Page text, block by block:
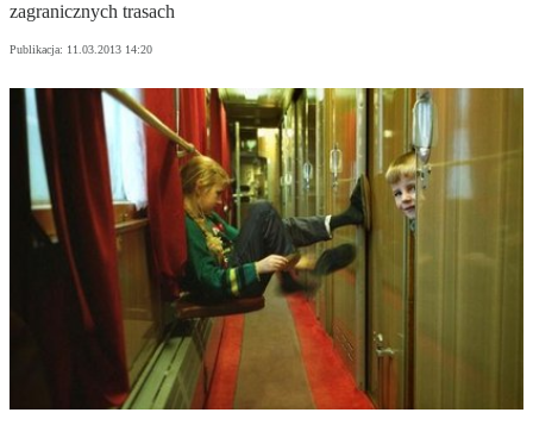
zagranicznych trasach
Publikacja: 11.03.2013 14:20